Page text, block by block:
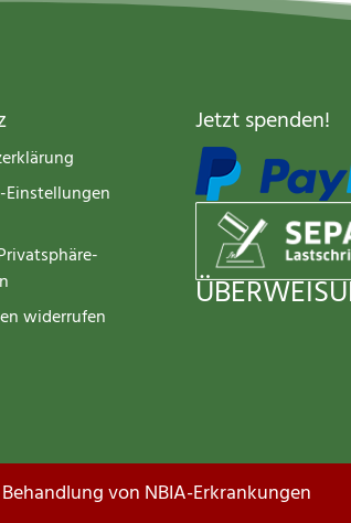
Einstellungen
widerrufen
Jetzt spenden!
von NBIA-Erkrankungen